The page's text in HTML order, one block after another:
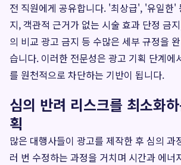
전 직원에게 공유합니다. '최상급', '유일한'
지, 객관적 근거가 없는 시술 효과 단정 금
의 비교 광고 금지 등 수많은 세부 규정을
습니다. 이러한 전문성은 광고 기획 단계에
를 원천적으로 차단하는 기반이 됩니다.
심의 반려 리스크를 최소화
획
많은 대행사들이 광고를 제작한 후 심의 과
러 번 수정하는 과정을 거치며 시간과 에너